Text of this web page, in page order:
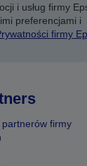
i usług firmy
preferencjami i
firmy
partnerów firmy